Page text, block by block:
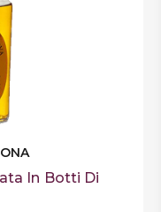
In Botti Di